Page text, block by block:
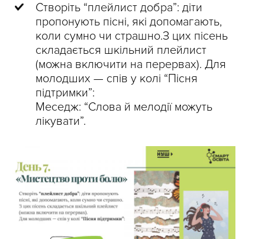
Створіть “плейлист добра”: діти
пропонують пісні, які допомагають,
коли сумно чи страшно.З цих пісень
складається шкільний плейлист
(можна включити на перервах). Для
молодших — спів у колі “Пісня
підтримки”:
Меседж: “Слова й мелодії можуть
лікувати”.